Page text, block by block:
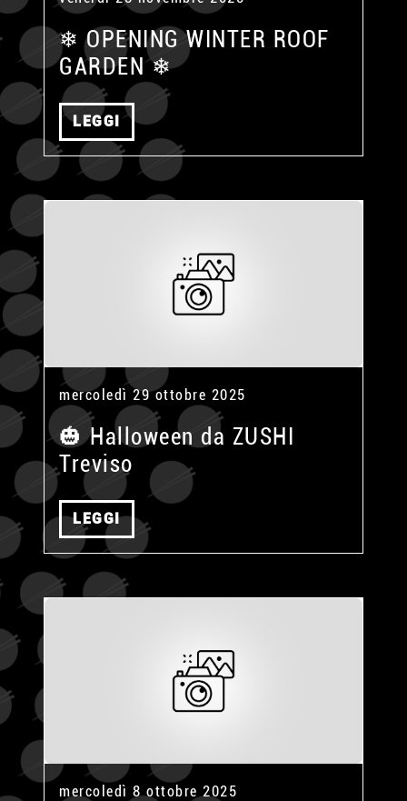
❄ OPENING WINTER ROOF
GARDEN ❄
LEGGI
mercoledì 29 ottobre 2025
🎃 Halloween da ZUSHI
Treviso
LEGGI
mercoledì 8 ottobre 2025